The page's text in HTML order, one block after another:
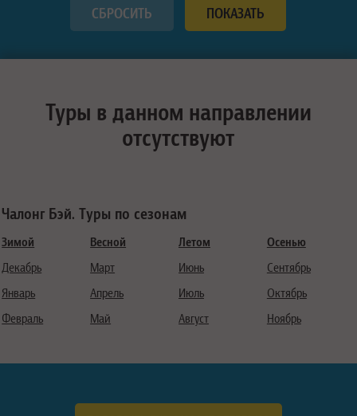
Туры в данном направлении
отсутствуют
Чалонг Бэй. Туры по сезонам
Зимой
Декабрь
Январь
Февраль
Весной
Март
Апрель
Май
Летом
Июнь
Июль
Август
Осенью
Сентябрь
Октябрь
Ноябрь